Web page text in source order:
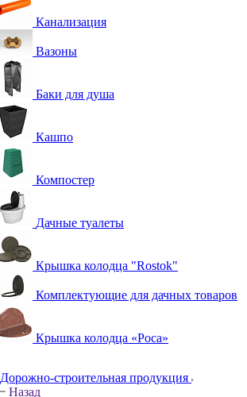
Канализация
Вазоны
Баки для душа
Кашпо
Компостер
Дачные туалеты
Крышка колодца "Rostok"
Комплектующие для дачных товаров
Крышка колодца «Роса»
Дорожно-строительная продукция
Назад